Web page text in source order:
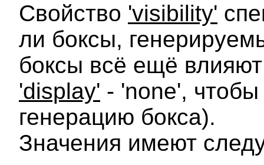
Свойство 'visibility'
ли боксы,
боксы всё ещё
'display' - 'none',
генерацию бокса).
Значения имеют